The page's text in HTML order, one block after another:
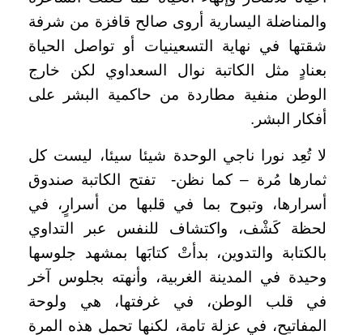
والمناضلة اليسارية أروى صالح قافزة من شرفة
شقتها في نهاية التسعينيات أو تواصل الحياة
بعنادٍ مثل الكاتبة نوال السعداوي لكن خارج
الوطن منفية مطاردة من حاكمية البشر على
أفكار البشر.
لا تُعِد نورا ناجي الوحدة شيئا سيئا، ليست كل
ثمارها مُرة – كما نظن- تفتح الكاتبة صندوق
أسرارها، وتبوح بما في قلبها من أسرارٍ، في
لحظة كَشْف، واكتشاف للنفس عبر التداوي
بالكتابة والتدوين، بدأتْ كتابَها بمشهد جلوسها
وحيدة في المدينة الغربية، وأنهته بجلوس آخر
في قلب الوطن، في غرفتها، هي ولوحة
المفاتيح، في عزلة تامة، لكنها تحمل هذه المرة